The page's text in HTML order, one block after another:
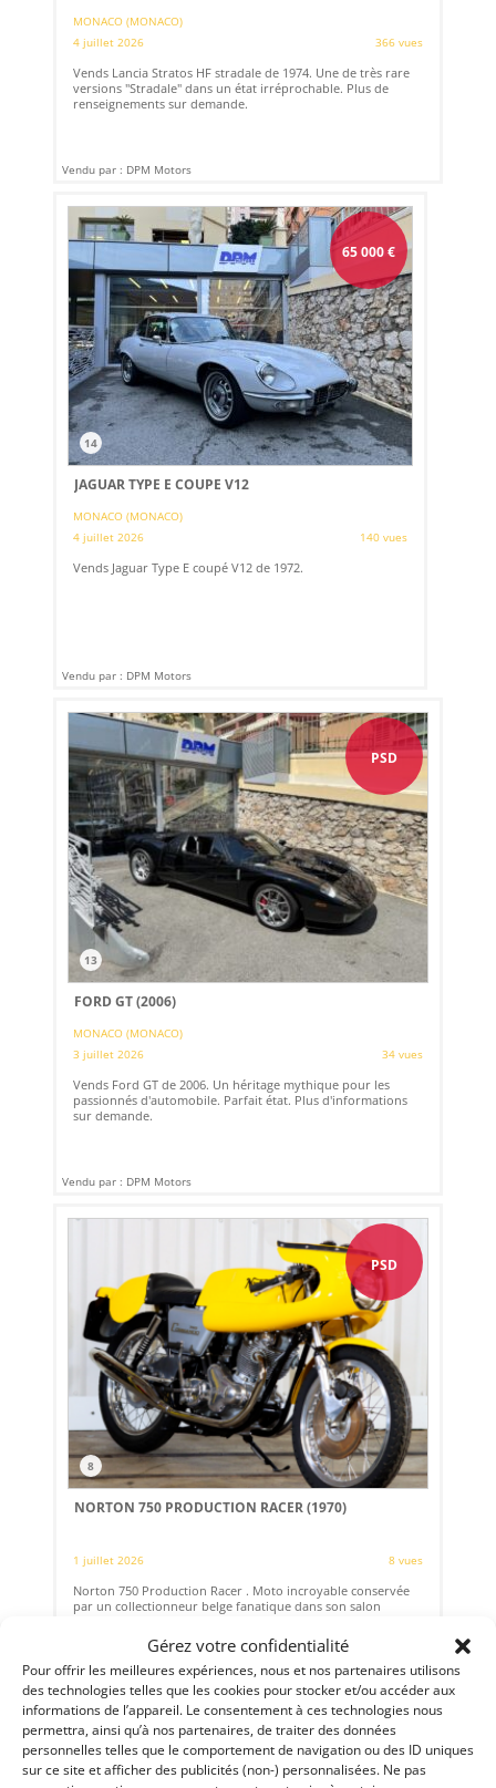
Gérez votre confidentialité
Pour offrir les meilleures expériences, nous et nos partenaires utilisons
des technologies telles que les cookies pour stocker et/ou accéder aux
informations de l’appareil. Le consentement à ces technologies nous
permettra, ainsi qu’à nos partenaires, de traiter des données
personnelles telles que le comportement de navigation ou des ID uniques
sur ce site et afficher des publicités (non-) personnalisées. Ne pas
MONACO (MONACO)
4 juillet 2026
366 vues
Vends Lancia Stratos HF stradale de 1974. Une de très rare
versions "Stradale" dans un état irréprochable. Plus de
renseignements sur demande.
Vendu par : DPM Motors
65 000€
14
JAGUAR TYPE E COUPE V12
MONACO (MONACO)
4 juillet 2026
140 vues
Vends Jaguar Type E coupé V12 de 1972.
Vendu par : DPM Motors
PSD
13
FORD GT (2006)
MONACO (MONACO)
3 juillet 2026
34 vues
Vends Ford GT de 2006. Un héritage mythique pour les
passionnés d'automobile. Parfait état. Plus d'informations
sur demande.
Vendu par : DPM Motors
PSD
8
NORTON 750 PRODUCTION RACER (1970)
1 juillet 2026 8 vues
Norton 750 Production Racer . Moto incroyable conservée
par un collectionneur belge fanatique dans son salon
Vendu par : Franco LEMBO
120 000 €